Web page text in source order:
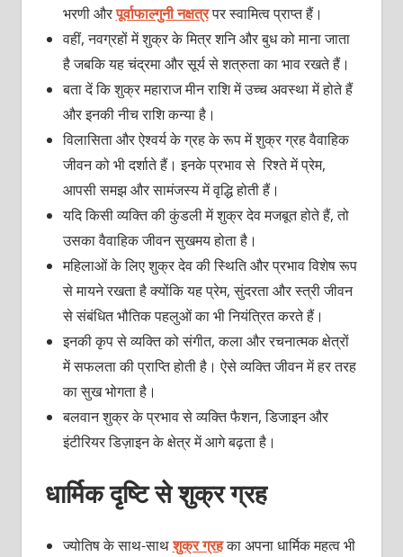
भरणी औरपूर्वाफाल्गुनी नक्षत्रपर स्वामित्व प्राप्त हैं।
वहीं, नवग्रहों में शुक्र के मित्र शनि और बुध को माना जाता
है जबकि यह चंद्रमा और सूर्य से शत्रुता का भाव रखते हैं।
बता दें कि शुक्र महाराज मीन राशि में उच्च अवस्था में होते हैं
और इनकी नीच राशि कन्या है।
विलासिता और ऐश्वर्य के ग्रह के रूप में शुक्र ग्रह वैवाहिक
जीवन को भी दर्शाते हैं। इनके प्रभाव से रिश्ते में प्रेम,
आपसी समझ और सामंजस्य में वृद्धि होती हैं।
यदि किसी व्यक्ति की कुंडली में शुक्र देव मजबूत होते हैं, तो
उसका वैवाहिक जीवन सुखमय होता है।
महिलाओं के लिए शुक्र देव की स्थिति और प्रभाव विशेष रूप
से मायने रखता है क्योंकि यह प्रेम, सुंदरता और स्त्री जीवन
से संबंधित भौतिक पहलुओं का भी नियंत्रित करते हैं।
इनकी कृप से व्यक्ति को संगीत, कला और रचनात्मक क्षेत्रों
में सफलता की प्राप्ति होती है। ऐसे व्यक्ति जीवन में हर तरह
का सुख भोगता है।
बलवान शुक्र के प्रभाव से व्यक्ति फैशन, डिजाइन और
इंटीरियर डिज़ाइन के क्षेत्र में आगे बढ़ता है।
धार्मिक दृष्टि से शुक्र ग्रह
ज्योतिष के साथ-साथशुक्र ग्रहका अपना धार्मिक महत्व भी